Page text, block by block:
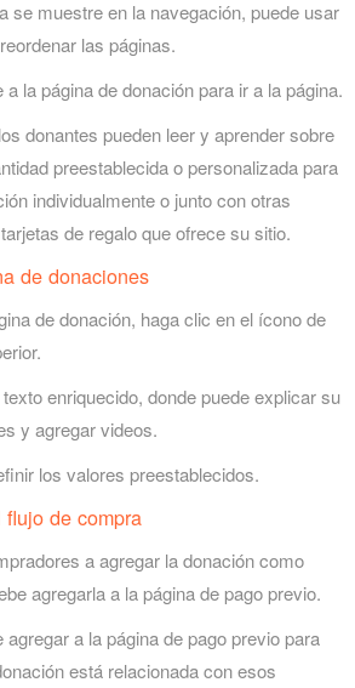
se muestre en la navegación, puede usar
las páginas.
la página de donación para ir a la página.
donantes pueden leer y aprender sobre
preestablecida o personalizada para
individualmente o junto con otras
de regalo que ofrece su sitio.
de donaciones
de donación, haga clic en el ícono de
enriquecido, donde puede explicar su
y agregar videos.
los valores preestablecidos.
de compra
a agregar la donación como
agregarla a la página de pago previo.
agregar a la página de pago previo para
está relacionada con esos